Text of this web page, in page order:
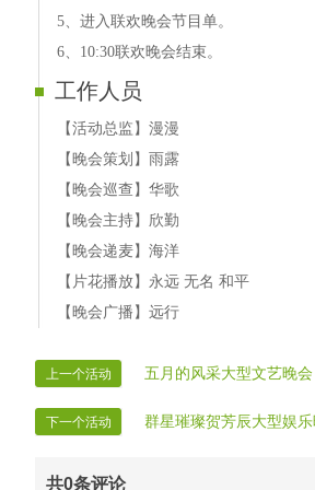
5、进入联欢晚会节目单。
6、10:30联欢晚会结束。
工作人员
【活动总监】漫漫
【晚会策划】雨露
【晚会巡查】华歌
【晚会主持】欣勤
【晚会递麦】海洋
【片花播放】永远 无名 和平
【晚会广播】远行
上一个活动 五月的风采大型文艺晚会
下一个活动 群星璀璨贺芳辰大型娱
共0条评论